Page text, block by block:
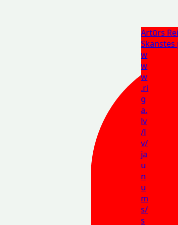
Artūrs
Skanstes
w
w
w
.ri
g
a.
lv
/l
v/
ja
u
n
u
m
s/
s